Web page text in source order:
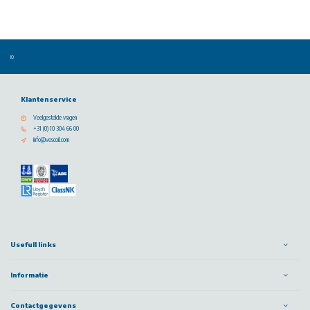
Klantenservice
Veelgestelde vragen
+31 (0) 10 304 66 00
info@vescoil.com
Usefull links
Informatie
Contactgegevens